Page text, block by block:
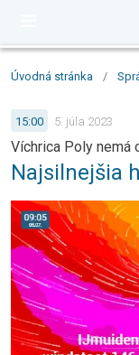
Úvodná stránka /
15:00 5. júla 2023
Víchrica Poly nemá
Najsilnejšia